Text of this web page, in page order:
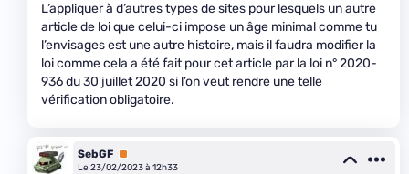
L’appliquer à d’autres types de sites pour lesquels un autre
article de loi que celui-ci impose un âge minimal comme tu
l’envisages est une autre histoire, mais il faudra modifier la
loi comme cela a été fait pour cet article par la loi n° 2020-
936 du 30 juillet 2020 si l’on veut rendre une telle
vérification obligatoire.
SebGF Premium
Le 23/02/2023 à 12h33